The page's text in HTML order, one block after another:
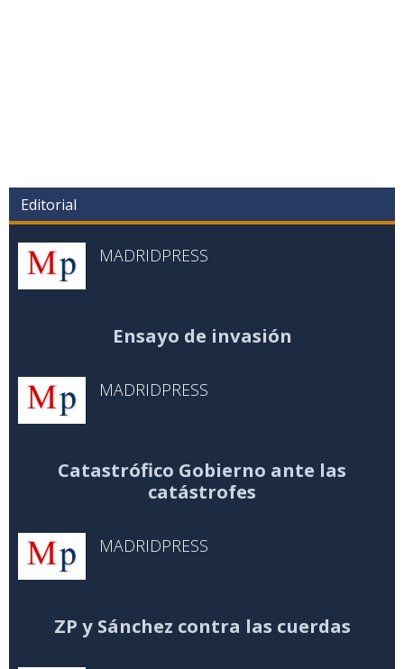
Editorial
MADRIDPRESS
Ensayo de invasión
MADRIDPRESS
Catastrófico Gobierno ante las
catástrofes
MADRIDPRESS
ZP y Sánchez contra las cuerdas